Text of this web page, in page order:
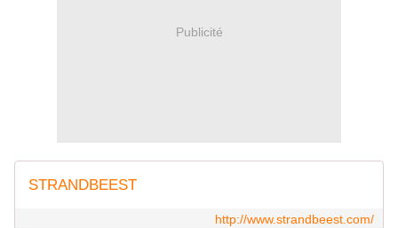
Publicité
STRANDBEEST
http://www.strandbeest.com/